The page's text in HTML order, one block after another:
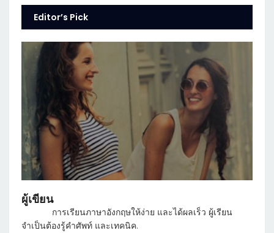
Editor’s Pick
ผู้เขียน
การเรียนภาษาอังกฤษให้ง่าย และได้ผลเร็ว ผู้เรียน
จำเป็นต้องรู้คำศัพท์ และเทคนิค.